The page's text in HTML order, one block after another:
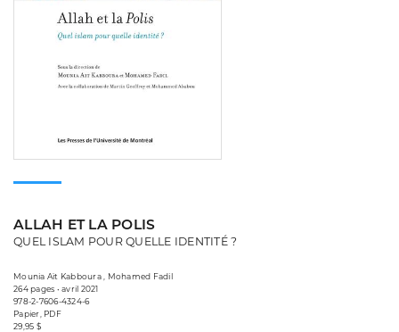
ALLAH ET LA POLIS
QUEL ISLAM POUR QUELLE IDENTITÉ ?
Mounia Aït Kabboura , Mohamed Fadil
264 pages • avril 2021
978-2-7606-4324-6
Papier, PDF
29,95 $